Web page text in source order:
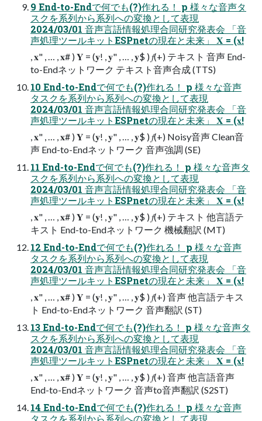
9 End-to-Endで何でも(?)作れる！ p 様々な音声タ
スクを系列から系列への変換として表現
2024/03/01 音声言語情報処理合同研究発表会 「音
声処理ツールキットESPnetの現在と未来」 𝐗 = (𝐱!
, 𝐱" , … , 𝐱# ) 𝐘 = (𝐲! , 𝐲" , … , 𝐲$ ) 𝑓(+) テキスト 音声 End-
to-Endネットワーク テキスト音声合成 (TTS)
10 End-to-Endで何でも(?)作れる！ p 様々な音声
タスクを系列から系列への変換として表現
2024/03/01 音声言語情報処理合同研究発表会 「音
声処理ツールキットESPnetの現在と未来」 𝐗 = (𝐱!
, 𝐱" , … , 𝐱# ) 𝐘 = (𝐲! , 𝐲" , … , 𝐲$ ) 𝑓(+) Noisy音声 Clean音
声 End-to-Endネットワーク 音声強調 (SE)
11 End-to-Endで何でも(?)作れる！ p 様々な音声タ
スクを系列から系列への変換として表現
2024/03/01 音声言語情報処理合同研究発表会 「音
声処理ツールキットESPnetの現在と未来」 𝐗 = (𝐱!
, 𝐱" , … , 𝐱# ) 𝐘 = (𝐲! , 𝐲" , … , 𝐲$ ) 𝑓(+) テキスト 他言語テ
キスト End-to-Endネットワーク 機械翻訳 (MT)
12 End-to-Endで何でも(?)作れる！ p 様々な音声
タスクを系列から系列への変換として表現
2024/03/01 音声言語情報処理合同研究発表会 「音
声処理ツールキットESPnetの現在と未来」 𝐗 = (𝐱!
, 𝐱" , … , 𝐱# ) 𝐘 = (𝐲! , 𝐲" , … , 𝐲$ ) 𝑓(+) 音声 他言語テキス
ト End-to-Endネットワーク 音声翻訳 (ST)
13 End-to-Endで何でも(?)作れる！ p 様々な音声タ
スクを系列から系列への変換として表現
2024/03/01 音声言語情報処理合同研究発表会 「音
声処理ツールキットESPnetの現在と未来」 𝐗 = (𝐱!
, 𝐱" , … , 𝐱# ) 𝐘 = (𝐲! , 𝐲" , … , 𝐲$ ) 𝑓(+) 音声 他言語音声
End-to-Endネットワーク 音声to音声翻訳 (S2ST)
14 End-to-Endで何でも(?)作れる！ p 様々な音声
タスクを系列から系列への変換として表現